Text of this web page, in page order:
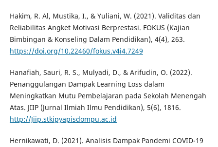
Hakim, R. Al, Mustika, I., & Yuliani, W. (2021). Validitas dan
Reliabilitas Angket Motivasi Berprestasi. FOKUS (Kajian
Bimbingan & Konseling Dalam Pendidikan), 4(4), 263.
https://doi.org/10.22460/fokus.v4i4.7249
Hanafiah, Sauri, R. S., Mulyadi, D., & Arifudin, O. (2022).
Penanggulangan Dampak Learning Loss dalam
Meningkatkan Mutu Pembelajaran pada Sekolah Menengah
Atas. JIIP (Jurnal Ilmiah Ilmu Pendidikan), 5(6), 1816.
http://Jiip.stkipyapisdompu.ac.id
Hernikawati, D. (2021). Analisis Dampak Pandemi COVID-19